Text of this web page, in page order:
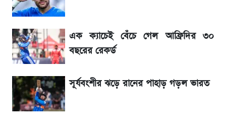
সৌদিতে বাংলাদেশিদের আকামা নবায়নে বদলে গেল
শেখ হাসিনার বক্তব্য ঘিরে ভারতকে কড়া বার্তা
এক ক্যাচেই বেঁচে গেল আফ্রিদির ৩০
বছরের রেকর্ড
সূর্যবংশীর ঝড়ে রানের পাহাড় গড়ল ভারত